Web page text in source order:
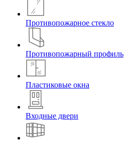
Противопожарное стекло
Противопожарный профиль
Пластиковые окна
Входные двери